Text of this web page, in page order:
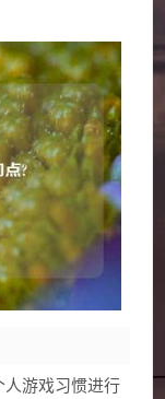
游戏习惯进行